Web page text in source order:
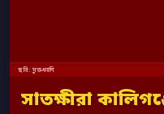
ছবি: মুক্তধ্বনি
সাতক্ষীরা